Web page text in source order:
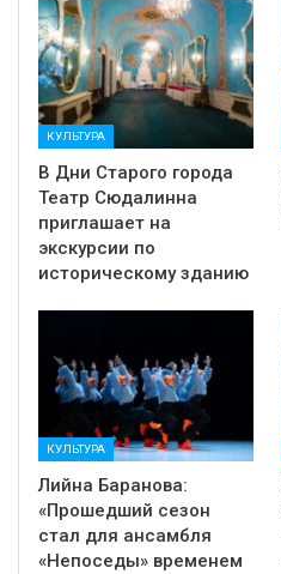
КУЛЬТУРА
В Дни Старого города
Театр Сюдалинна
приглашает на
экскурсии по
историческому зданию
КУЛЬТУРА
Лийна Баранова:
«Прошедший сезон
стал для ансамбля
«Непоседы» временем